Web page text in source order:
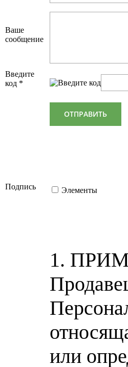
Ваше
сообщение
Введите
код *
Подпись Элементы
1.
или